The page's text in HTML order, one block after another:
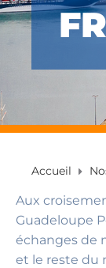
Accueil
Aux
Guadeloupe
échanges de
et le reste du